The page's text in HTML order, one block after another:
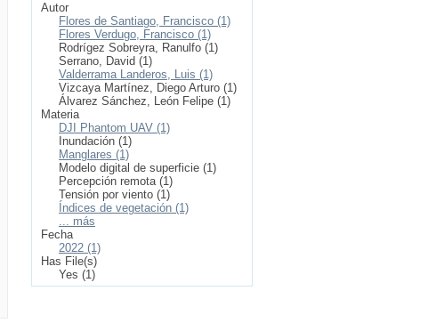
Autor
Flores de Santiago, Francisco (1)
Flores Verdugo, Francisco (1)
Rodrígez Sobreyra, Ranulfo (1)
Serrano, David (1)
Valderrama Landeros, Luis (1)
Vizcaya Martínez, Diego Arturo (1)
Álvarez Sánchez, León Felipe (1)
Materia
DJI Phantom UAV (1)
Inundación (1)
Manglares (1)
Modelo digital de superficie (1)
Percepción remota (1)
Tensión por viento (1)
Índices de vegetación (1)
... más
Fecha
2022 (1)
Has File(s)
Yes (1)